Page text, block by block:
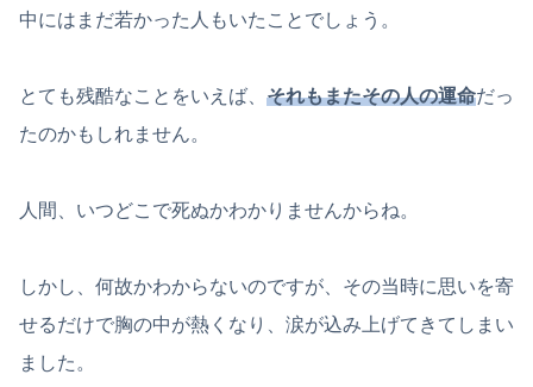
中にはまだ若かった人もいたことでしょう。
とても残酷なことをいえば、 それもまたその人の運命だっ
たのかもしれません。
人間、いつどこで死ぬかわかりませんからね。
しかし、何故かわからないのですが、その当時に思いを寄
せるだけで胸の中が熱くなり、涙が込み上げてきてしまい
ました。